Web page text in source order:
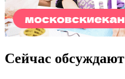
Сейчас обсуждают